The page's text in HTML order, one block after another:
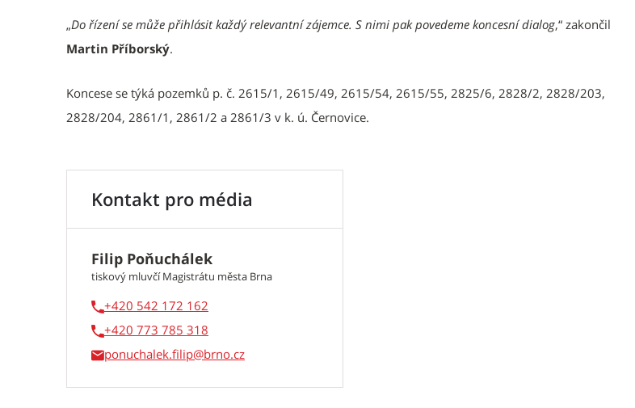
„Do řízení se může přihlásit každý relevantní zájemce. S nimi pak povedeme koncesní dialog,“ zakončil
Martin Příborský.
Koncese se týká pozemků p. č. 2615/1, 2615/49, 2615/54, 2615/55, 2825/6, 2828/2, 2828/203,
2828/204, 2861/1, 2861/2 a 2861/3 v k. ú. Černovice.
Kontakt pro média
Filip Poňuchálek
tiskový mluvčí Magistrátu města Brna
+420 542 172 162
+420 773 785 318
ponuchalek.filip